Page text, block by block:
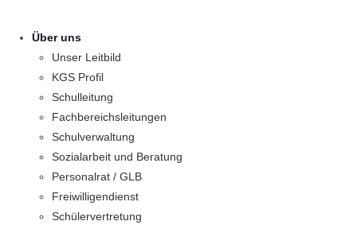
Über uns
Unser Leitbild
KGS Profil
Schulleitung
Fachbereichsleitungen
Schulverwaltung
Sozialarbeit und Beratung
Personalrat / GLB
Freiwilligendienst
Schülervertretung